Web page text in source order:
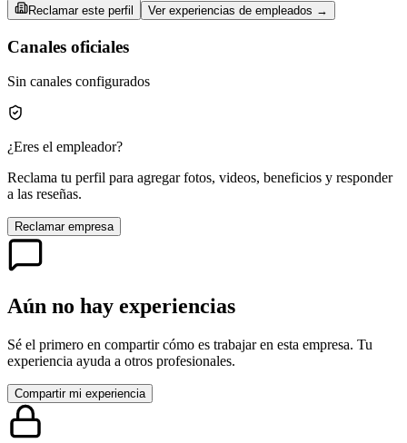
Reclamar este perfil Ver experiencias de empleados →
Canales oficiales
Sin canales configurados
¿Eres el empleador?
Reclama tu perfil para agregar fotos, videos, beneficios y responder
a las reseñas.
Reclamar empresa
Aún no hay experiencias
Sé el primero en compartir cómo es trabajar en esta empresa. Tu
experiencia ayuda a otros profesionales.
Compartir mi experiencia